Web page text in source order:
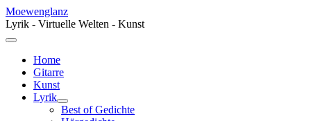
Moewenglanz
Lyrik - Virtuelle Welten - Kunst
Home
Gitarre
Kunst
Lyrik
Best of Gedichte